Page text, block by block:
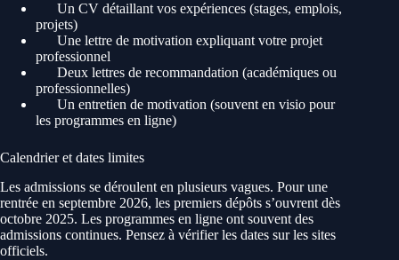
Un CV détaillant vos expériences (stages, emplois,
projets)
Une lettre de motivation expliquant votre projet
professionnel
Deux lettres de recommandation (académiques ou
professionnelles)
Un entretien de motivation (souvent en visio pour
les programmes en ligne)
Calendrier et dates limites
Les admissions se déroulent en plusieurs vagues. Pour une
rentrée en septembre 2026, les premiers dépôts s’ouvrent dès
octobre 2025. Les programmes en ligne ont souvent des
admissions continues. Pensez à vérifier les dates sur les sites
officiels.